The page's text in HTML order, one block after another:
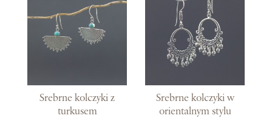
Srebrne kolczyki z
turkusem
Srebrne kolczyki w
orientalnym stylu